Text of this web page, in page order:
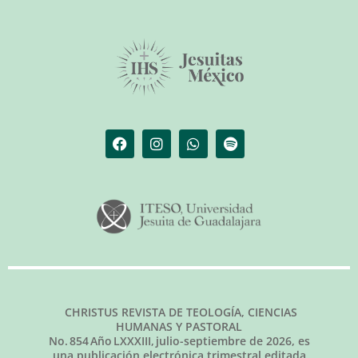
CHRISTUS REVISTA DE TEOLOGÍA, CIENCIAS
HUMANAS Y PASTORAL
No.854Año LXXXIII, julio-septiembre de 2026, es